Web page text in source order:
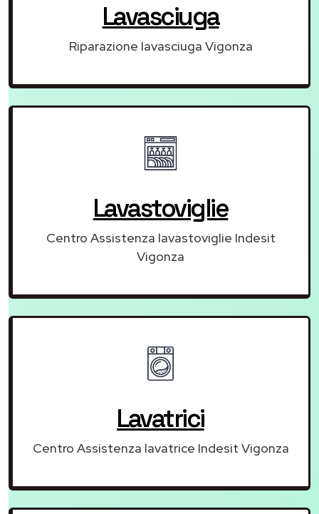
Lavasciuga
Riparazione lavasciuga Vigonza
Lavastoviglie
Centro Assistenza lavastoviglie Indesit
Vigonza
Lavatrici
Centro Assistenza lavatrice Indesit Vigonza